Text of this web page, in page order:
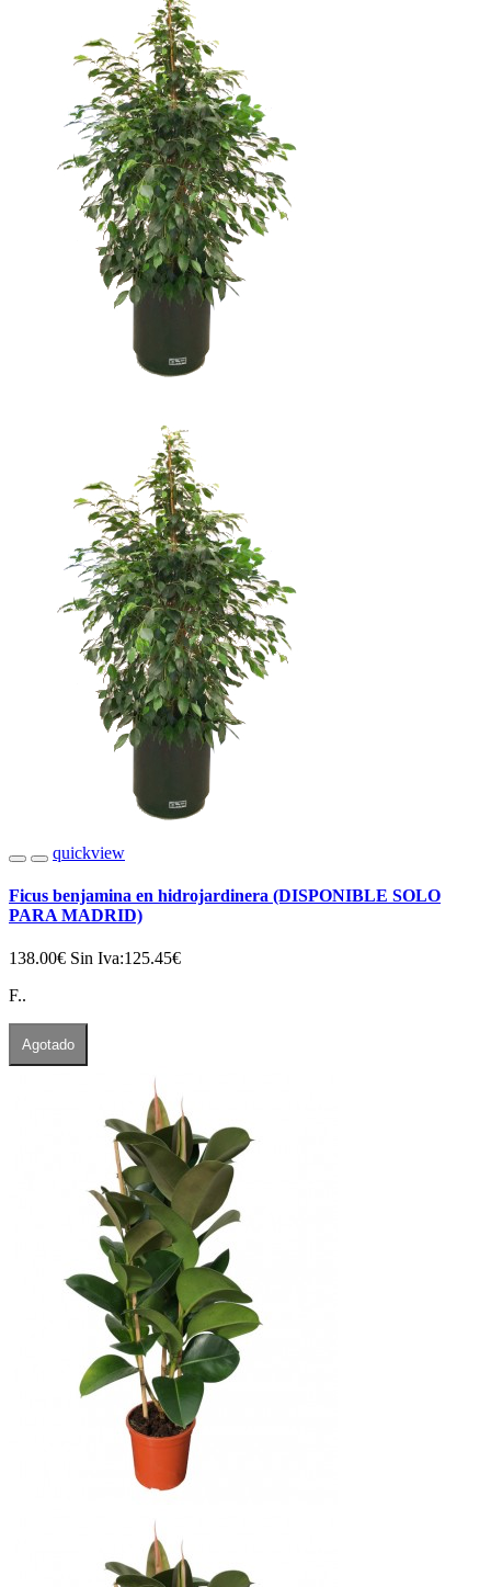
quickview
Ficus benjamina en hidrojardinera (DISPONIBLE SOLO
PARA MADRID)
138.00€ Sin Iva:125.45€
F..
Agotado